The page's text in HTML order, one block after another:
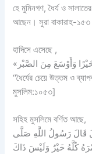
হে মুমিনগণ, ধৈর্য ও
আছেন। সুরা বাকারাহ-
হাদিসে এসেছে ,
‘‘ধৈর্যের চেয়ে উত্তম ও
মুসলিম:১০৫৩]
সহিহ মুসলিমে বর্ণিত আছে,
قَالَ رَسُولُ اللَّهِ صَلَّى
كُلَّهُ خَيْرٌ وَلَيْسَ ذَاكَ